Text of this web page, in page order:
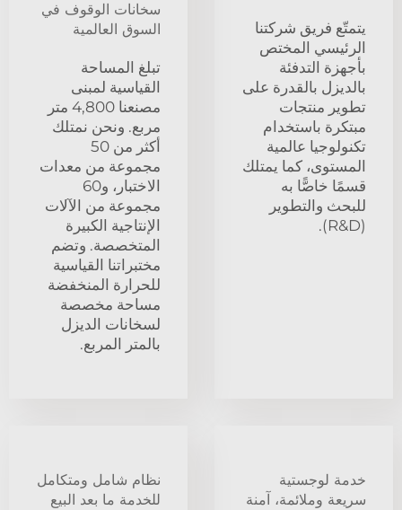
يتمتّع فريق شركتنا
الرئيسي المختص
بأجهزة التدفئة
بالديزل بالقدرة على
تطوير منتجات
مبتكرة باستخدام
تكنولوجيا عالمية
المستوى، كما يمتلك
قسمًا خاصًّا به
للبحث والتطوير
سخانات الوقوف في
السوق العالمية
تبلغ المساحة
القياسية لمبنى
مصنعنا 4,800 متر
مربع. ونحن نمتلك
أكثر من 50
مجموعة من معدات
الاختبار، و60
مجموعة من الآلات
الإنتاجية الكبيرة
المتخصصة. وتضم
مختبراتنا القياسية
للحرارة المنخفضة
مساحة مخصصة
لسخانات الديزل
بالمتر المربع.
خدمة لوجستية
سريعة وملائمة، آمنة
نظام شامل ومتكامل
للخدمة ما بعد البيع